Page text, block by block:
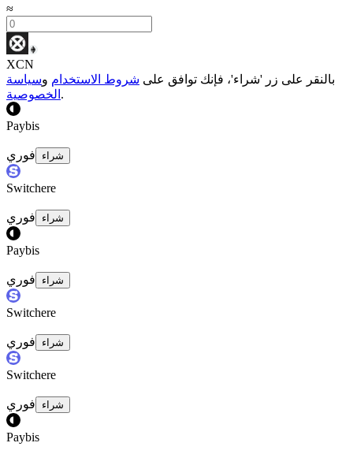
≈
XCN
بالنقر على زر 'شراء'، فإنك توافق على شروط الاستخدام وسياسة
الخصوصية .
Paybis
فوري شراء
Switchere
فوري شراء
Paybis
فوري شراء
Switchere
فوري شراء
Switchere
فوري شراء
Paybis